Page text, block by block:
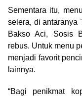
Sementara itu,
selera, di antaranya
Bakso Aci, Sosis
rebus. Untuk menu
menjadi favorit
lainnya.
“Bagi penikmat